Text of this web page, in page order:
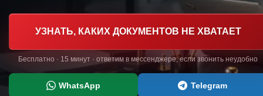
УЗНАТЬ, КАКИХ ДОКУМЕНТОВ НЕ ХВАТАЕТ
Бесплатно · 15 минут · ответим в мессенджере, если звонить неудобно
WhatsApp Telegram